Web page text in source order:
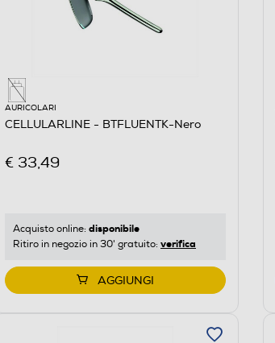
AURICOLARI
CELLULARLINE - BTFLUENTK-Nero
€ 33,49
Acquisto online: disponibile
Ritiro in negozio in 30' gratuito: verifica
AGGIUNGI